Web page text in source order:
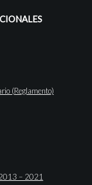
(Reglamento)
– 2021